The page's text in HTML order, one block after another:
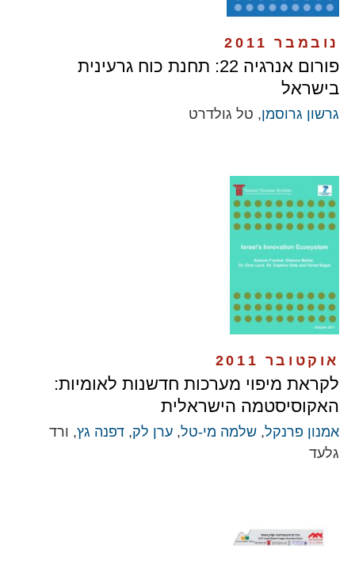
נובמבר 2011
פורום אנרגיה 22: תחנת כוח גרעינית
בישראל
גרשון גרוסמן, טל גולדרט
אוקטובר 2011
לקראת מיפוי מערכות חדשנות לאומיות:
האקוסיסטמה הישראלית
אמנון פרנקל, שלמה מי-טל, ערן לק, דפנה גץ, ורד
גלעד